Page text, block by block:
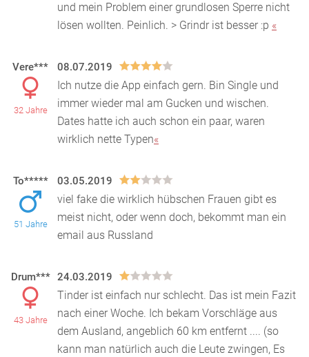
und mein Problem einer grundlosen Sperre nicht
lösen wollten. Peinlich. > Grindr ist besser :p «
Vere***
32 Jahre
08.07.2019
Ich nutze die App einfach gern. Bin Single und
immer wieder mal am Gucken und wischen.
Dates hatte ich auch schon ein paar, waren
wirklich nette Typen«
To*****
51 Jahre
03.05.2019
viel fake die wirklich hübschen Frauen gibt es
meist nicht, oder wenn doch, bekommt man ein
email aus Russland
Drum***
43 Jahre
24.03.2019
Tinder ist einfach nur schlecht. Das ist mein Fazit
nach einer Woche. Ich bekam Vorschläge aus
dem Ausland, angeblich 60 km entfernt .... (so
kann man natürlich auch die Leute zwingen, Es